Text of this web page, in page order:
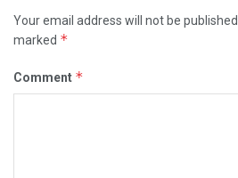
Your email address will not be published.
marked *
Comment *